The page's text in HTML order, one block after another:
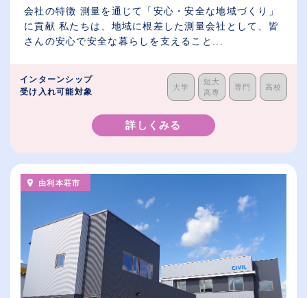
会社の特徴 測量を通じて「安心・安全な地域づくり」
に貢献 私たちは、地域に根差した測量会社として、皆
さんの安心で安全な暮らしを支えること...
インターンシップ
受け入れ可能対象
大学
短大
高専
専門 高校
詳しくみる
由利本荘市